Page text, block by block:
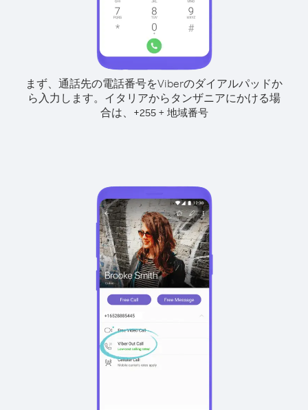
まず、通話先の電話番号をViberのダイアルパッドか
ら入力します。 イタリアからタンザニアにかける場
合は、
+255+ 地域番号